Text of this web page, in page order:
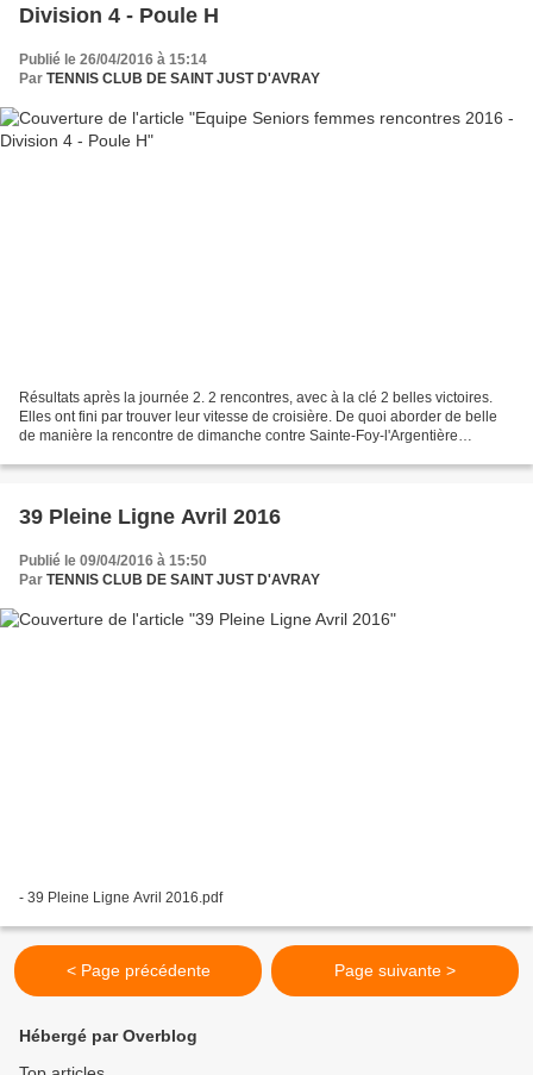
Division 4 - Poule H
Publié le 26/04/2016 à 15:14
Par TENNIS CLUB DE SAINT JUST D'AVRAY
Résultats après la journée 2. 2 rencontres, avec à la clé 2 belles victoires.
Elles ont fini par trouver leur vitesse de croisière. De quoi aborder de belle
de manière la rencontre de dimanche contre Sainte-Foy-l'Argentière
39 Pleine Ligne Avril 2016
Publié le 09/04/2016 à 15:50
Par TENNIS CLUB DE SAINT JUST D'AVRAY
- 39 Pleine Ligne Avril 2016.pdf
< Page précédente Page suivante >
Hébergé par Overblog